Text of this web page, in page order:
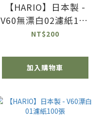
【HARIO】日本製 -
V60無漂白02濾紙100
張
NT$200
加入購物車